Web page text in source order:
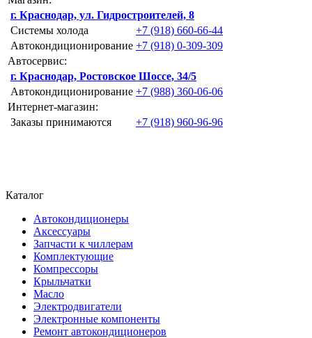
г. Краснодар, ул. Гидростроителей, 8
Системы холода
+7 (918) 660-66-44
Автокондиционирование +7 (918) 0-309-309
Автосервис:
г. Краснодар, Ростовское Шоссе, 34/5
Автокондиционирование +7 (988) 360-06-06
Интернет-магазин:
Заказы принимаются
+7 (918) 960-96-96
Каталог
Автокондиционеры
Аксессуары
Запчасти к чиллерам
Комплектующие
Компрессоры
Крыльчатки
Масло
Электродвигатели
Электронные компоненты
Ремонт автокондиционеров